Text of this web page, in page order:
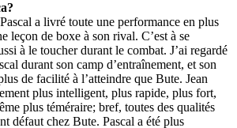
a livré toute une performance en plus
leçon de boxe à son rival. C’est à se
à le toucher durant le combat. J’ai regardé
durant son camp d’entraînement, et son
de facilité à l’atteindre que Bute. Jean
plus intelligent, plus rapide, plus fort,
plus téméraire; bref, toutes des qualités
défaut chez Bute. Pascal a été plus